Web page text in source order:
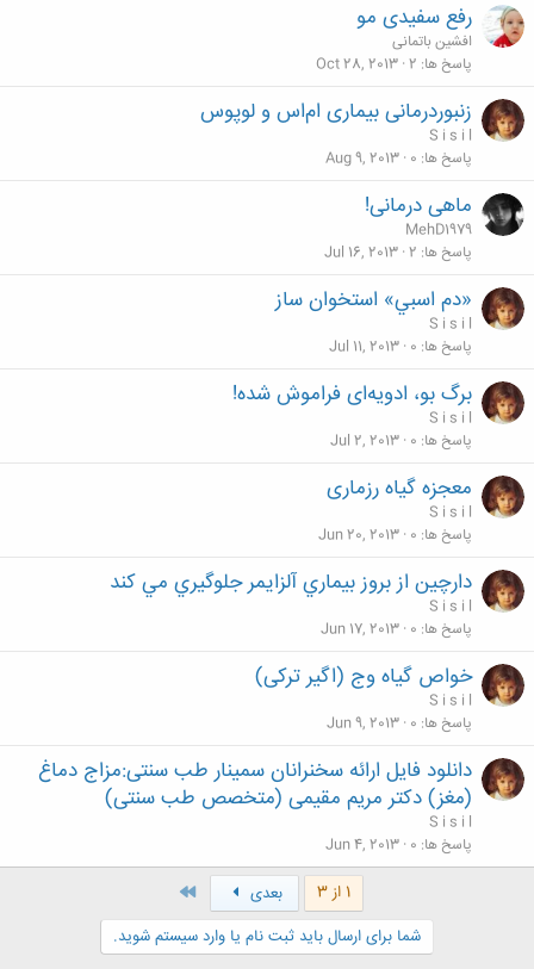
رفع سفیدی مو
افشین باتمانی
پاسخ ها 2
Oct 28, 2013
زنبوردرمانی بیماری ام‌اس و لوپوس
S i s i l
پاسخ ها 0
Aug 9, 2013
ماهی درمانی!
MehD1979
پاسخ ها 2
Jul 16, 2013
«دم اسبي» استخوان ساز
S i s i l
پاسخ ها 0
Jul 11, 2013
برگ بو، ادویه‌ای فراموش شده!
S i s i l
پاسخ ها 0
Jul 2, 2013
معجزه گیاه رزماری
S i s i l
پاسخ ها 0
Jun 20, 2013
دارچين از بروز بيماري آلزايمر جلوگيري مي كند
S i s i l
پاسخ ها 0
Jun 17, 2013
خواص گیاه وج (اگیر ترکی)
S i s i l
پاسخ ها 0
Jun 9, 2013
دانلود فایل ارائه سخنرانان سمینار طب سنتی:مزاج دماغ
(مغز) دکتر مریم مقیمی (متخصص طب سنتی)
S i s i l
پاسخ ها 0
Jun 4, 2013
1 از 3 بعدی
شما برای ارسال باید ثبت نام یا وارد سیستم شوید.